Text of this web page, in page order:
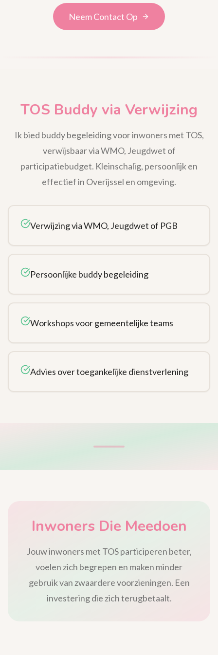
Neem Contact Op
TOS Buddy via Verwijzing
Ik bied buddy begeleiding voor inwoners met TOS,
verwijsbaar via WMO, Jeugdwet of
participatiebudget. Kleinschalig, persoonlijk en
effectief in Overijssel en omgeving.
Verwijzing via WMO, Jeugdwet of PGB
Persoonlijke buddy begeleiding
Workshops voor gemeentelijke teams
Advies over toegankelijke dienstverlening
Inwoners Die Meedoen
Jouw inwoners met TOS participeren beter,
voelen zich begrepen en maken minder
gebruik van zwaardere voorzieningen. Een
investering die zich terugbetaalt.